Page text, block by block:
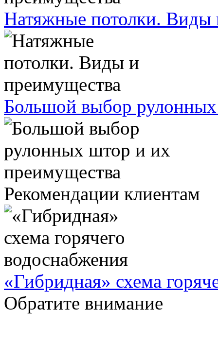
Натяжные потолки. Виды
Большой выбор
Рекомендации клиентам
«Гибридная» схема
Обратите внимание